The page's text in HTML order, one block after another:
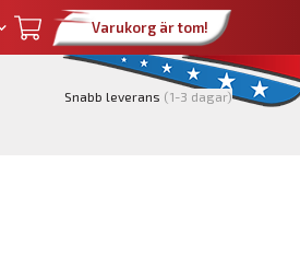
Varukorg är tom!
Snabb leverans (1-3 dagar)